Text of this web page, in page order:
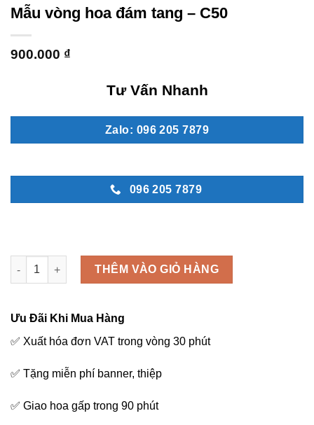
Mẫu vòng hoa đám tang – C50
900.000 ₫
Tư Vấn Nhanh
Zalo: 096 205 7879
096 205 7879
Mẫu vòng hoa đám tang - C50 số lượng
THÊM VÀO GIỎ HÀNG
Ưu Đãi Khi Mua Hàng
✅ Xuất hóa đơn VAT trong vòng 30 phút
✅ Tặng miễn phí banner, thiệp
✅ Giao hoa gấp trong 90 phút